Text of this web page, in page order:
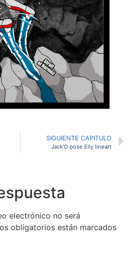
SIGUIENTE CAPITULO
Jack’O pose Elly lineart
electrónico no será
obligatorios están marcados